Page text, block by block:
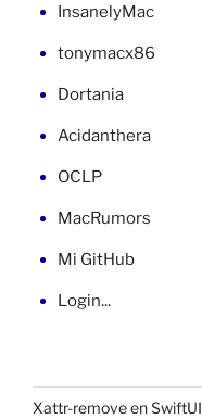
InsanelyMac
tonymacx86
Dortania
Acidanthera
OCLP
MacRumors
Mi GitHub
Login...
Xattr-remove en SwiftUI